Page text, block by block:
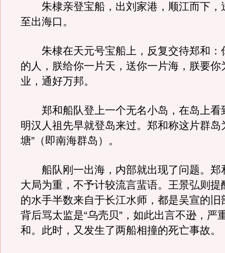
朱棣亲登宝船，出刘家港，顺江而下，
至出海口。
朱棣在天元号宝船上，反复交待郑和：
的人，朕给你一片天，送你一片海，朕要你
业，通好万邦。
郑和船队登上一个无名小岛，在岛上看
明汉人祖先早就登岛来过。郑和称这片群岛
塘”（即南海群岛）。
船队刚一出海，内部就出现了问题。郑
大局为重，不予计较流言蜚语。王景弘则提
的水手半数来自于长江水师，都是吴宣的旧
背后骂太监是“乌壳贝”，如此出言不逊，严
和。此时，又发生了两船相撞的死亡事故。